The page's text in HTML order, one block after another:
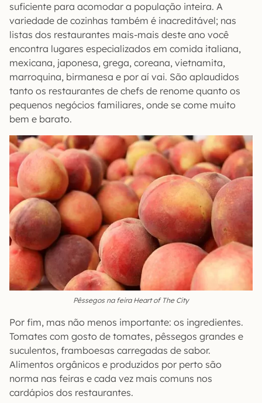
suficiente para acomodar a população inteira. A
variedade de cozinhas também é inacreditável; nas
listas dos restaurantes mais-mais deste ano você
encontra lugares especializados em comida italiana,
mexicana, japonesa, grega, coreana, vietnamita,
marroquina, birmanesa e por aí vai. São aplaudidos
tanto os restaurantes de chefs de renome quanto os
pequenos negócios familiares, onde se come muito
bem e barato.
Pêssegos na feira Heart of The City
Por fim, mas não menos importante: os ingredientes.
Tomates com gosto de tomates, pêssegos grandes e
suculentos, framboesas carregadas de sabor.
Alimentos orgânicos e produzidos por perto são
norma nas feiras e cada vez mais comuns nos
cardápios dos restaurantes.